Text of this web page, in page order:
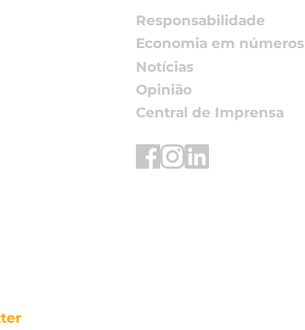
no mercado de energia
Responsabilidade
Economia em números
Notícias
Opinião
Central de Imprensa